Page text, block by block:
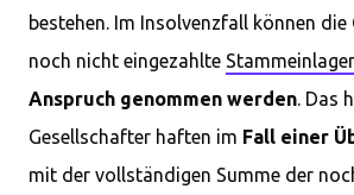
bestehen. Im Insolvenzfall können
noch nicht eingezahlte
Anspruch genommen werden. Das
Gesellschafter haften im Fall einer
mit der vollständigen Summe der